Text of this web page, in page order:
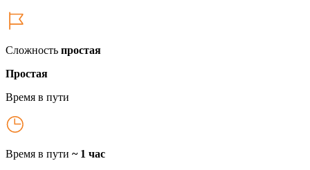
Сложность простая
Простая
Время в пути
Время в пути ~ 1 час